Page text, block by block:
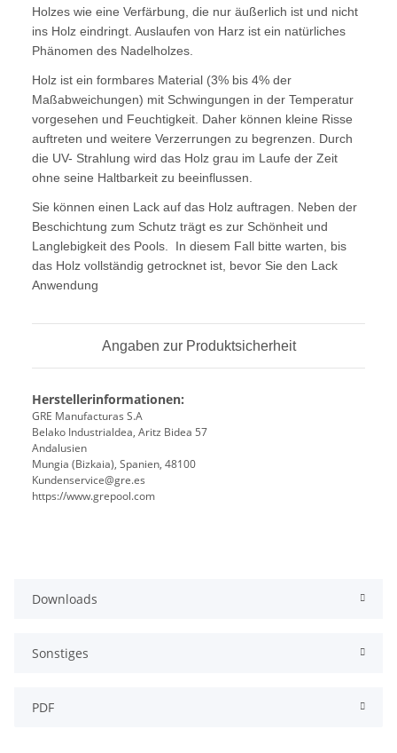
Holzes wie eine Verfärbung, die nur äußerlich ist und nicht
ins Holz eindringt. Auslaufen von Harz ist ein natürliches
Phänomen des Nadelholzes.
Holz ist ein formbares Material (3% bis 4% der
Maßabweichungen) mit Schwingungen in der Temperatur
vorgesehen und Feuchtigkeit. Daher können kleine Risse
auftreten und weitere Verzerrungen zu begrenzen. Durch
die UV- Strahlung wird das Holz grau im Laufe der Zeit
ohne seine Haltbarkeit zu beeinflussen.
Sie können einen Lack auf das Holz auftragen. Neben der
Beschichtung zum Schutz trägt es zur Schönheit und
Langlebigkeit des Pools. In diesem Fall bitte warten, bis
das Holz vollständig getrocknet ist, bevor Sie den Lack
Anwendung
Angaben zur Produktsicherheit
Herstellerinformationen:
GRE Manufacturas S.A
Belako Industrialdea, Aritz Bidea 57
Andalusien
Mungia (Bizkaia), Spanien, 48100
Kundenservice@gre.es
https://www.grepool.com
Downloads
Sonstiges
PDF